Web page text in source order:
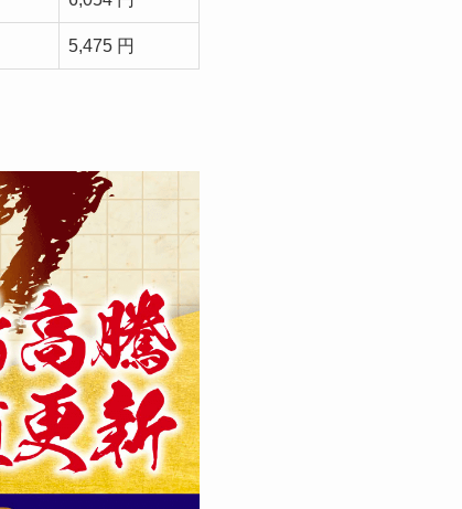
5,475 円